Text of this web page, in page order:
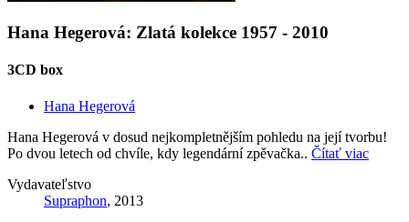
Hana Hegerová: Zlatá kolekce 1957 - 2010
3CD box
Hana Hegerová
Hana Hegerová v dosud nejkompletnějším pohledu na její tvorbu!
Po dvou letech od chvíle, kdy legendární zpěvačka.. Čítať viac
Vydavateľstvo
Supraphon, 2013